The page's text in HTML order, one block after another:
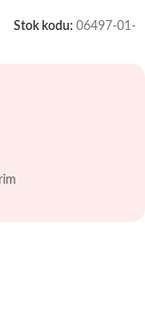
Stok kodu: 06497-01-